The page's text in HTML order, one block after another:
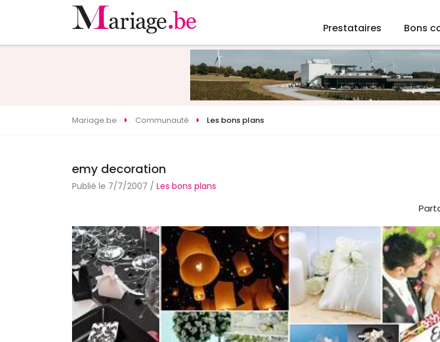
Prestataires Bons
Mariage.be Communauté Les bons plans
emy decoration
Publié le 7/7/2007 / Les bons plans